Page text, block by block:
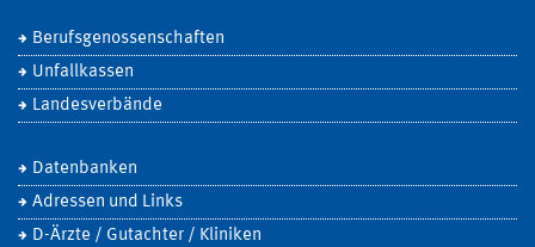
Berufsgenossenschaften
Unfallkassen
Landesverbände
Datenbanken
Adressen und Links
D-Ärzte / Gutachter / Kliniken